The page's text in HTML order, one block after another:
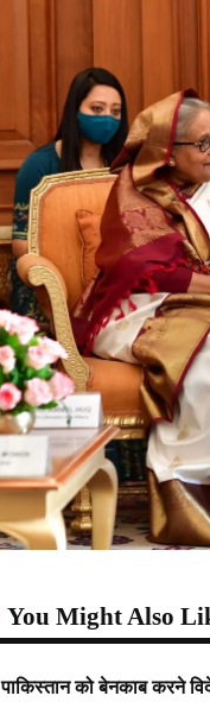
You Might Also
पाकिस्तान को बेनकाब करने